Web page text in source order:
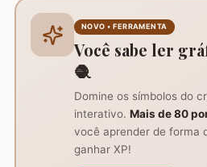
multicolor para contorno,
como trilho de mesa
NOVO • FERRAMENTA
Você sabe ler
🧶
Domine os símbolos do
interativo. Mais de 80
você aprender de forma
ganhar XP!